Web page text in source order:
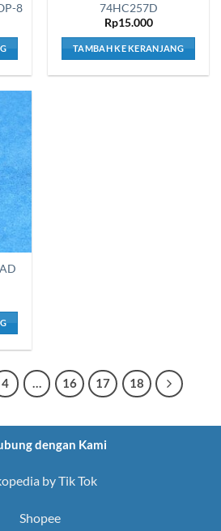
8
74HC257D
Rp15.000
TAMBAH KE KERANJANG
4 … 16 17 18
dengan Kami
by Tik Tok
Shopee